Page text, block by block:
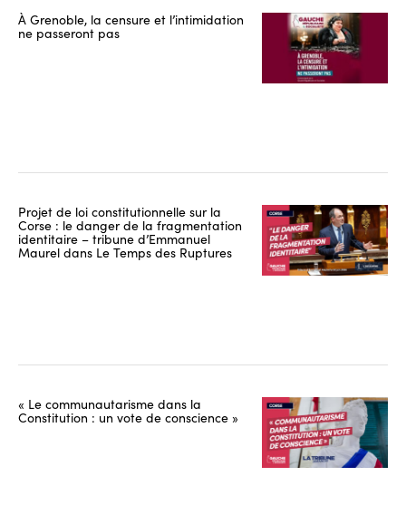
À Grenoble, la censure et l’intimidation
ne passeront pas
Projet de loi constitutionnelle sur la
Corse : le danger de la fragmentation
identitaire – tribune d’Emmanuel
Maurel dans Le Temps des Ruptures
« Le communautarisme dans la
Constitution : un vote de conscience »